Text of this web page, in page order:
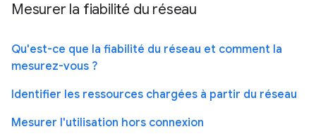
Mesurer la fiabilité du réseau
Qu'est-ce que la fiabilité du réseau et comment la
mesurez-vous ?
Identifier les ressources chargées à partir du réseau
Mesurer l'utilisation hors connexion